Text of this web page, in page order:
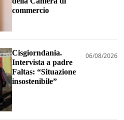
commercio
Cisgiorndania.
Intervista a padre
Faltas: “Situazione
insostenibile”
06/08/2026